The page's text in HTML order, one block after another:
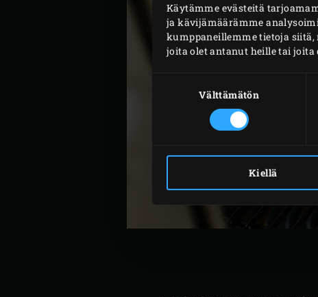
Käytämme evästeitä
ja kävijämäärämme
kumppaneillemme tietoja
joita olet antanut heille tai
Välttämätön
Kiellä